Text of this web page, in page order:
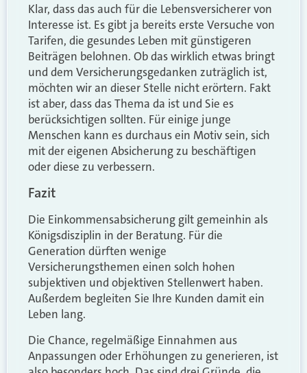
Klar, dass das auch für die Lebensversicherer von
Interesse ist. Es gibt ja bereits erste Versuche von
Tarifen, die gesundes Leben mit günstigeren
Beiträgen belohnen. Ob das wirklich etwas bringt
und dem Versicherungsgedanken zuträglich ist,
möchten wir an dieser Stelle nicht erörtern. Fakt
ist aber, dass das Thema da ist und Sie es
berücksichtigen sollten. Für einige junge
Menschen kann es durchaus ein Motiv sein, sich
mit der eigenen Absicherung zu beschäftigen
oder diese zu verbessern.
Fazit
Die Einkommensabsicherung gilt gemeinhin als
Königsdisziplin in der Beratung. Für die
Generation dürften wenige
Versicherungsthemen einen solch hohen
subjektiven und objektiven Stellenwert haben.
Außerdem begleiten Sie Ihre Kunden damit ein
Leben lang.
Die Chance, regelmäßige Einnahmen aus
Anpassungen oder Erhöhungen zu generieren, ist